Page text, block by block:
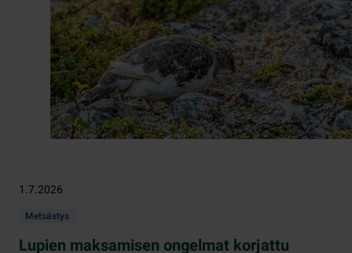
1.7.2026
Metsästys
Lupien maksamisen ongelmat korjattu